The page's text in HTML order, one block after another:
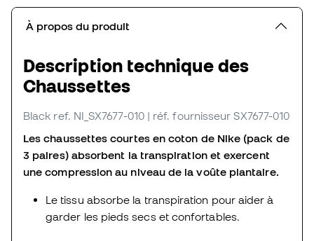
À propos du produit
Description technique des
Chaussettes
Black ref. NI_SX7677-010 | réf. fournisseur SX7677-010
Les chaussettes courtes en coton de Nike (pack de
3 paires) absorbent la transpiration et exercent
une compression au niveau de la voûte plantaire.
Le tissu absorbe la transpiration pour aider à
garder les pieds secs et confortables.